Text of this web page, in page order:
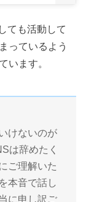
ても活動して
っているよう
います。
けないのが
は辞めたく
ご理解いた
本音で話し
に申し訳ご